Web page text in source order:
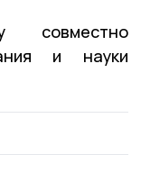
совместно
и науки